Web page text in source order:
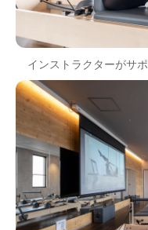
インストラクターがサ